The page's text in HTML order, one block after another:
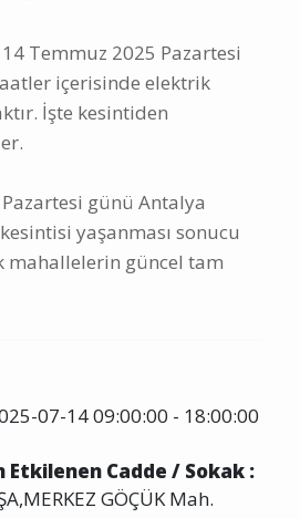
Temmuz 2025 Pazartesi
içerisinde elektrik
İşte kesintiden
günü Antalya
yaşanması sonucu
mahallelerin güncel tam
07-14 09:00:00 - 18:00:00
Etkilenen Cadde / Sokak :
GÖÇÜK Mah.